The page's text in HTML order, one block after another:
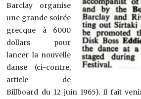
Barclay organise
une grande soirée
grecque à 6000
dollars pour
lancer la nouvelle
danse (ci-contre,
article de
Billboard du 12 juin 1965). Il fait